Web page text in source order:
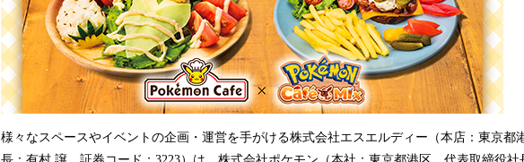
様々なスペースやイベントの企画・運営を手がける株式会社エスエルディー（本店：東京都